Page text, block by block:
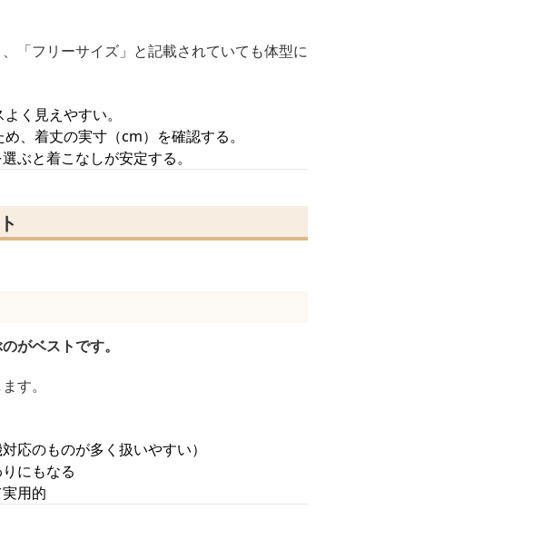
「フリーサイズ」と記載されていても体型に
く見えやすい。
、着丈の実寸（cm）を確認する。
ぶと着こなしが安定する。
がベストです。
す。
応のものが多く扱いやすい）
にもなる
用的